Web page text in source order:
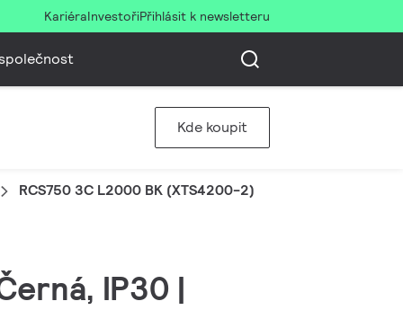
KariéraInvestořiPřihlásit k newsletteru
Kde koupit
RCS750 3C L2000 BK (XTS4200-2)
IP30 |